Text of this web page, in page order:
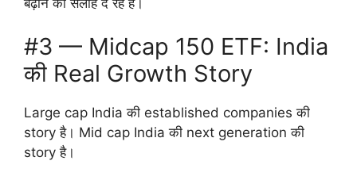
#3 — Midcap 150 ETF: India
की Real Growth Story
Large cap India की established companies की
story है। Mid cap India की next generation की
story है।